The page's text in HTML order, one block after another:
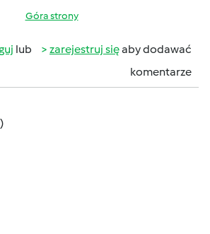
Góra strony
lub zarejestruj sięaby dodawać
komentarze